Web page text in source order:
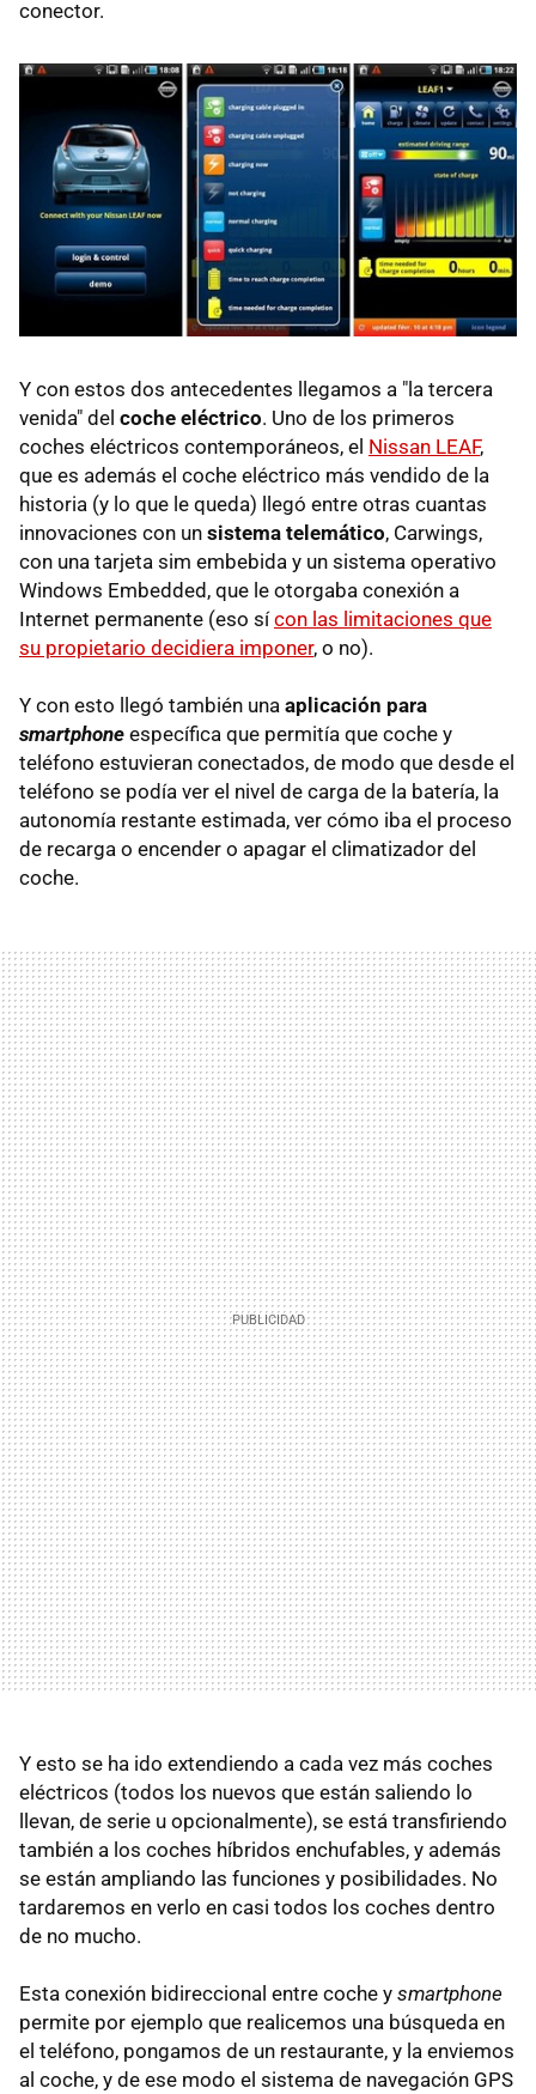
conector.
Y con estos dos antecedentes llegamos a "la tercera
venida" del coche eléctrico. Uno de los primeros
coches eléctricos contemporáneos, el Nissan LEAF,
que es además el coche eléctrico más vendido de la
historia (y lo que le queda) llegó entre otras cuantas
innovaciones con un sistema telemático, Carwings,
con una tarjeta sim embebida y un sistema operativo
Windows Embedded, que le otorgaba conexión a
Internet permanente (eso sícon las limitaciones que
su propietario decidiera imponer, o no).
Y con esto llegó también una aplicación para
smartphone específica que permitía que coche y
teléfono estuvieran conectados, de modo que desde el
teléfono se podía ver el nivel de carga de la batería, la
autonomía restante estimada, ver cómo iba el proceso
de recarga o encender o apagar el climatizador del
coche.
Y esto se ha ido extendiendo a cada vez más coches
eléctricos (todos los nuevos que están saliendo lo
llevan, de serie u opcionalmente), se está transfiriendo
también a los coches híbridos enchufables, y además
se están ampliando las funciones y posibilidades. No
tardaremos en verlo en casi todos los coches dentro
de no mucho.
Esta conexión bidireccional entre coche y smartphone
permite por ejemplo que realicemos una búsqueda en
el teléfono, pongamos de un restaurante, y la enviemos
al coche, y de ese modo el sistema de navegación GPS